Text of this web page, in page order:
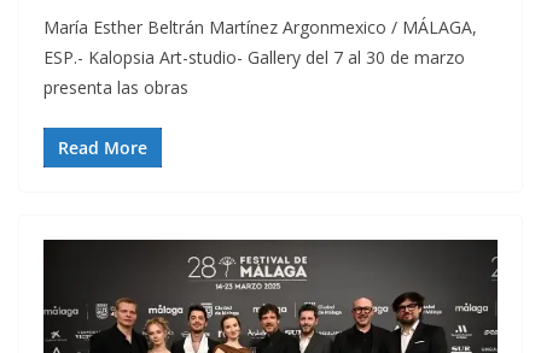
María Esther Beltrán Martínez Argonmexico / MÁLAGA,
ESP.- Kalopsia Art-studio- Gallery del 7 al 30 de marzo
presenta las obras
Read More